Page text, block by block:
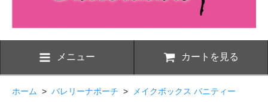
メニュー カートを見る
ホーム > バレリーナポーチ > メイクボックス バニティー